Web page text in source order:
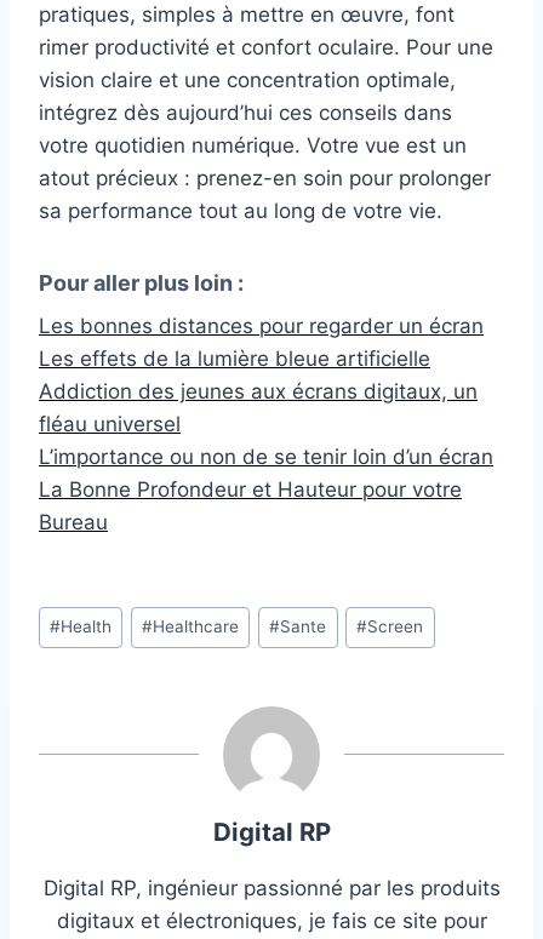
pratiques, simples à mettre en œuvre, font
rimer productivité et confort oculaire. Pour une
vision claire et une concentration optimale,
intégrez dès aujourd’hui ces conseils dans
votre quotidien numérique. Votre vue est un
atout précieux : prenez-en soin pour prolonger
sa performance tout au long de votre vie.
Pour aller plus loin :
Les bonnes distances pour regarder un écran
Les effets de la lumière bleue artificielle
Addiction des jeunes aux écrans digitaux, un
fléau universel
L’importance ou non de se tenir loin d’un écran
La Bonne Profondeur et Hauteur pour votre
Bureau
Étiquettes
de
#Health #Healthcare #Sante #Screen
Digital RP
Digital RP, ingénieur passionné par les produits
digitaux et électroniques, je fais ce site pour